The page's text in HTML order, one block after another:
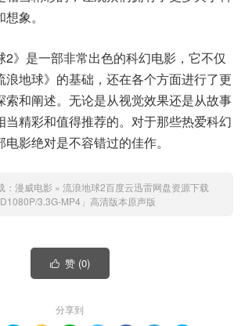
象。
2》是一部非常出色的科幻电影，它不仅
浪地球》的基础，还在各个方面进行了更
索和阐述。无论是从视觉效果还是从故事
当精彩和值得推荐的。对于那些热爱科幻
影绝对是不容错过的佳作。
漫威电影 » 流浪地球2百度云迅雷网盘资源下载
3.3G-MP4」高清版本原声版
 赞 (0)
分享到